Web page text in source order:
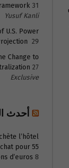
31 يوليو 2026
Yusuf Kanli
U.S. Power
29 يوليو 2026
Change to
27 يوليو 2026
Exclusive
أحدث
l’hôtel
pour 55
d’euros 8 أغسطس 2026